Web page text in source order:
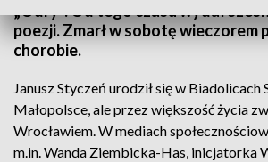
„Odry”. Od tego czasu wydał
poezji. Zmarł w sobotę wieczorem
chorobie.
Janusz Styczeń urodził się w Biadolicach
Małopolsce, ale przez większość życia
Wrocławiem. W mediach
m.in. Wanda Ziembicka-Has, inicjatorka